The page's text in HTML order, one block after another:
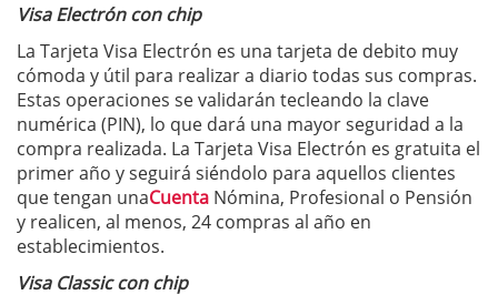
Visa Electrón con chip
La Tarjeta Visa Electrón es una tarjeta de debito muy
cómoda y útil para realizar a diario todas sus compras.
Estas operaciones se validarán tecleando la clave
numérica (PIN), lo que dará una mayor seguridad a la
compra realizada. La Tarjeta Visa Electrón es gratuita el
primer año y seguirá siéndolo para aquellos clientes
que tengan unaCuenta Nómina, Profesional o Pensión
y realicen, al menos, 24 compras al año en
establecimientos.
Visa Classic con chip